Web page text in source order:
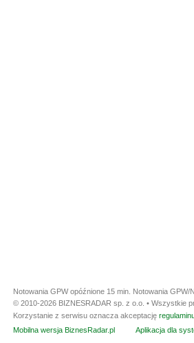
Notowania GPW opóźnione 15 min. Notowania GPW/
© 2010-2026 BIZNESRADAR sp. z o.o. • Wszystkie
Korzystanie z serwisu oznacza akceptację
Mobilna wersja BiznesRadar.pl
Aplikacja dla